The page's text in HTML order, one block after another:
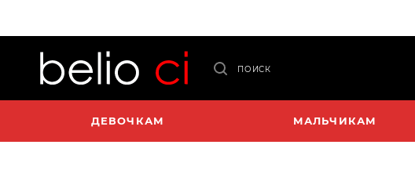
ПОИСК
ДЕВОЧКАМ МАЛЬЧИКАМ